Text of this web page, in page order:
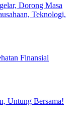
Dorong Masa
Teknologi,
Finansial
Untung Bersama!